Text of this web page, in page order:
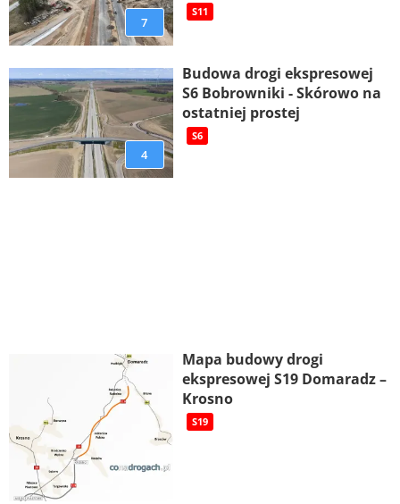
7
S11
4
Budowa drogi ekspresowej
S6 Bobrowniki - Skórowo na
ostatniej prostej
S6
Mapa budowy drogi
ekspresowej S19 Domaradz –
Krosno
S19